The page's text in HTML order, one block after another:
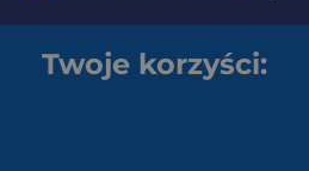
Twoje korzyści: